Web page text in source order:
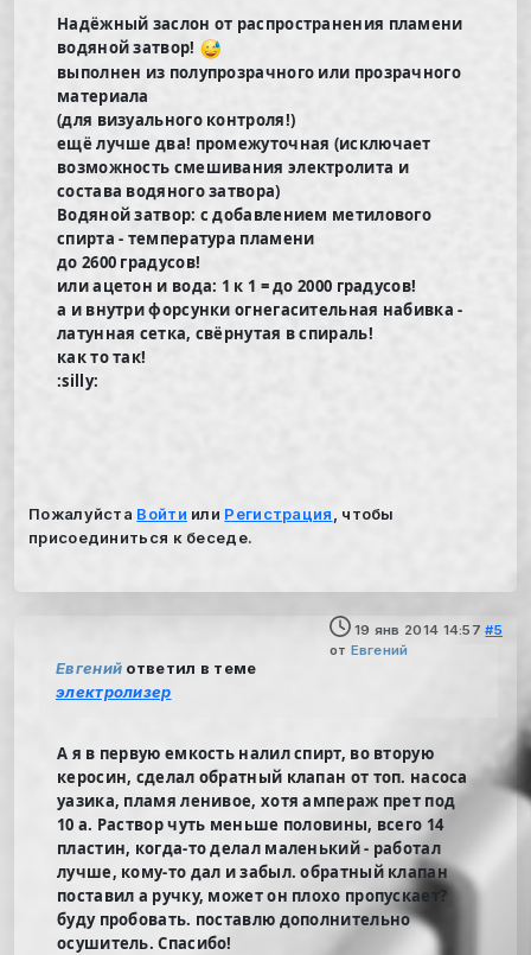
Надёжный заслон от распространения пламени
водяной затвор!
выполнен из полупрозрачного или прозрачного
материала
(для визуального контроля!)
ещё лучше два! промежуточная (исключает
возможность смешивания электролита и
состава водяного затвора)
Водяной затвор: с добавлением метилового
спирта - температура пламени
до 2600 градусов!
или ацетон и вода: 1 к 1 = до 2000 градусов!
а и внутри форсунки огнегасительная набивка -
латунная сетка, свёрнутая в спираль!
как то так!
:silly:
Пожалуйста Войти или Регистрация
, чтобы
присоединиться к беседе.
19 янв 2014 14:57 #5
от Евгений
Евгений ответил в теме
электролизер
А я в первую емкость налил спирт, во вторую
керосин, сделал обратный клапан от топ. насоса
уазика, пламя ленивое, хотя ампераж прет под
10 а. Раствор чуть меньше половины, всего 14
пластин, когда-то делал маленький - работал
лучше, кому-то дал и забыл. обратный клапан
поставил а ручку, может он плохо пропускает?
буду пробовать. поставлю дополнительно
осушитель. Спасибо!